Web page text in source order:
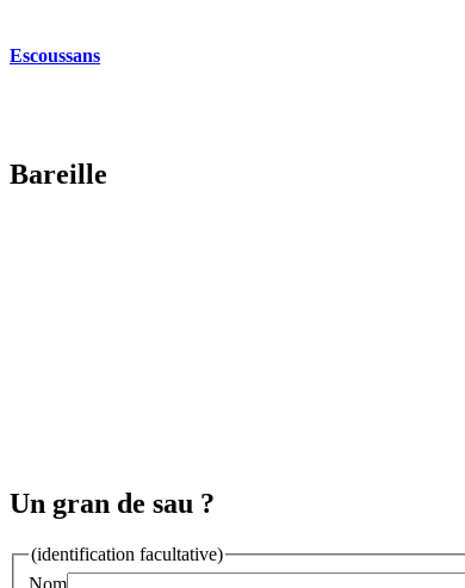
Escoussans
Bareille
Un gran de sau ?
(identification facultative)
Nom